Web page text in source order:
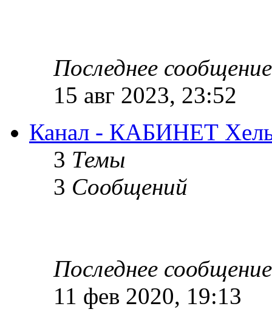
Последнее сообщение
15 авг 2023, 23:52
Канал - КАБИНЕТ
3 Темы
3 Сообщений
Последнее сообщение
11 фев 2020, 19:13